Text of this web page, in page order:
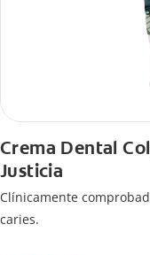
Crema Dental
Justicia
Clínicamente
caries.